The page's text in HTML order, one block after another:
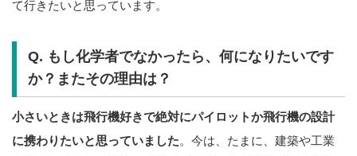
て行きたいと思っています。
Q. もし化学者でなかったら、何になりたいです
か？またその理由は？
小さいときは飛行機好きで絶対にパイロットか飛行機の設計
に携わりたいと思っていました。今は、たまに、建築や工業